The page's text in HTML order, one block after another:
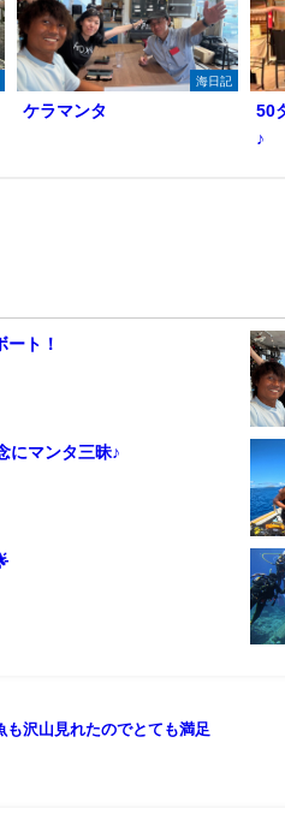
海日記
ケラマンタ
50
♪
ート！
にマンタ三昧♪
も沢山見れたのでとても満足